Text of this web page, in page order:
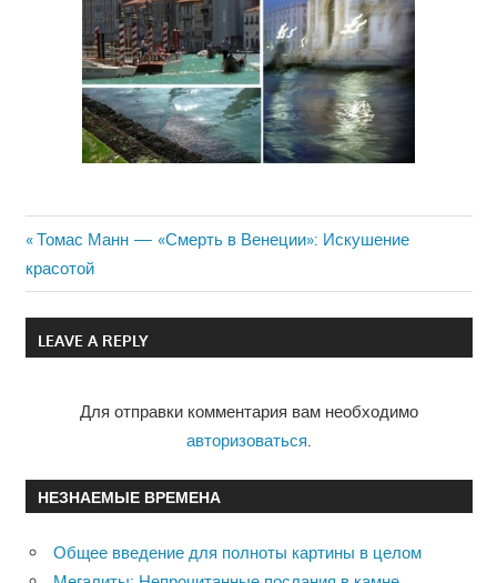
Навигация
по
записям
Previous
Post:
Томас Манн — «Смерть в Венеции»: Искушение
красотой
LEAVE A REPLY
Для отправки комментария вам необходимо
авторизоваться
НЕЗНАЕМЫЕ ВРЕМЕНА
Общее введение для полноты картины в целом